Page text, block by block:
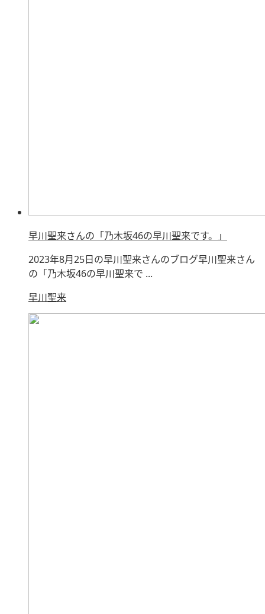
早川聖来さんの「乃木坂46の早川聖来です。」
2023年8月25日の早川聖来さんのブログ早川聖来さん
の「乃木坂46の早川聖来で ...
早川聖来